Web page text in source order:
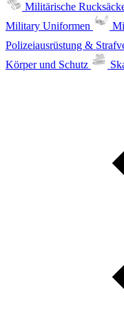
Militärische
Military Uniformen
Polizeiausrüstung &
Körper und Schutz